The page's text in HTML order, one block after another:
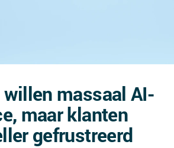
massaal AI-
maar klanten
gefrustreerd